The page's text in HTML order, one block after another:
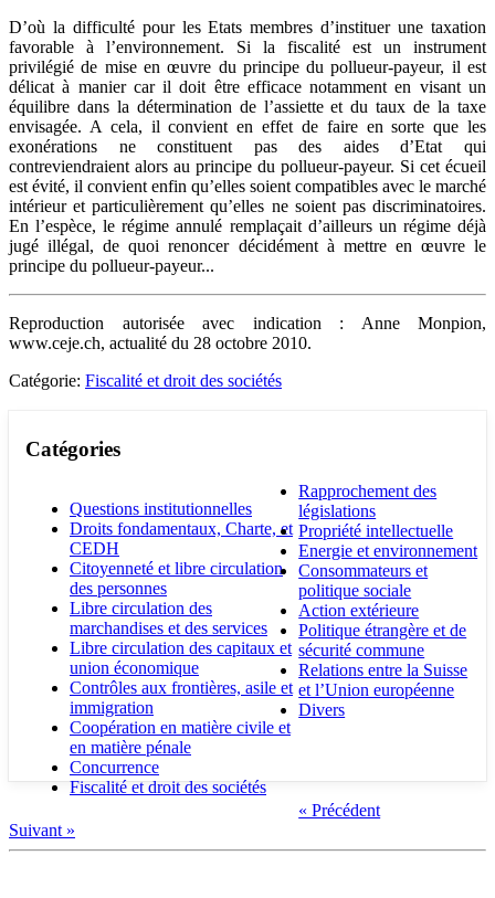
D’où la difficulté pour les Etats membres d’instituer une taxation
favorable à l’environnement. Si la fiscalité est un instrument
privilégié de mise en œuvre du principe du pollueur-payeur, il est
délicat à manier car il doit être efficace notamment en visant un
équilibre dans la détermination de l’assiette et du taux de la taxe
envisagée. A cela, il convient en effet de faire en sorte que les
exonérations ne constituent pas des aides d’Etat qui
contreviendraient alors au principe du pollueur-payeur. Si cet écueil
est évité, il convient enfin qu’elles soient compatibles avec le marché
intérieur et particulièrement qu’elles ne soient pas discriminatoires.
En l’espèce, le régime annulé remplaçait d’ailleurs un régime déjà
jugé illégal, de quoi renoncer décidément à mettre en œuvre le
principe du pollueur-payeur...
Reproduction autorisée avec indication : Anne Monpion,
www.ceje.ch, actualité du 28 octobre 2010.
Catégorie: Fiscalité et droit des sociétés
Catégories
Questions institutionnelles
Droits fondamentaux, Charte, et
CEDH
Citoyenneté et libre circulation
des personnes
Libre circulation des
marchandises et des services
Libre circulation des capitaux et
union économique
Contrôles aux frontières, asile et
immigration
Coopération en matière civile et
en matière pénale
Concurrence
Fiscalité et droit des sociétés
Rapprochement des
législations
Propriété intellectuelle
Energie et environnement
Consommateurs et
politique sociale
Action extérieure
Politique étrangère et de
sécurité commune
Relations entre la Suisse
et l’Union européenne
Divers
« Précédent
Suivant »